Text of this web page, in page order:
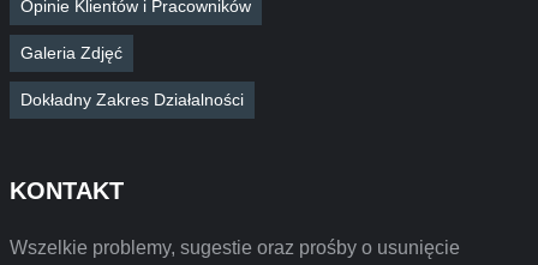
Opinie Klientów i Pracowników
Galeria Zdjęć
Dokładny Zakres Działalności
KONTAKT
Wszelkie problemy, sugestie oraz prośby o usunięcie